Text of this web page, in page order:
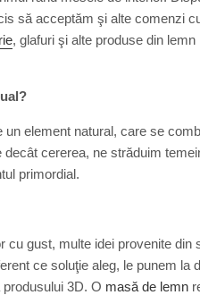
să acceptăm şi alte comenzi
, glafuri şi alte produse din
element natural, care se
cererea, ne străduim
primordial.
cu gust, multe idei provenite din
ce soluţie aleg, le punem la
3D. O masă de lemn